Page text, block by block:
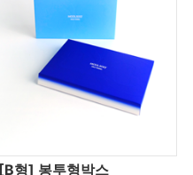
[B형] 봉투형박스